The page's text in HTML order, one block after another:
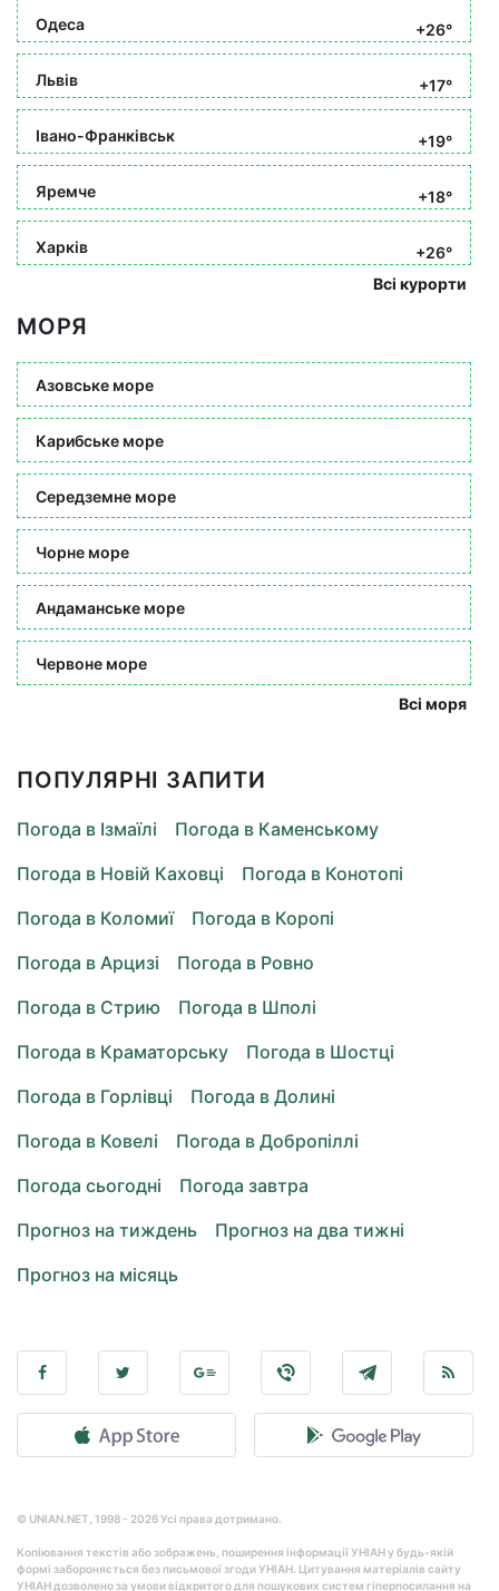
Одеса +26°
Львів +17°
Івано-Франківськ +19°
Яремче +18°
Харків
+26°
Всі курорти
МОРЯ
Азовське море
Карибське море
Середземне море
Чорне море
Андаманське море
Червоне море
Всі моря
ПОПУЛЯРНІ ЗАПИТИ
Погода в Ізмаїлі
Погода в Каменському
Погода в Новій Каховці
Погода в Конотопі
Погода в Коломиї
Погода в Коропі
Погода в Арцизі
Погода в Ровно
Погода в Стрию
Погода в Шполі
Погода в Краматорську
Погода в Шостці
Погода в Горлівці
Погода в Долині
Погода в Ковелі
Погода в Добропіллі
Погода сьогодні
Погода завтра
Прогноз на тиждень
Прогноз на два тижні
Прогноз на місяць
© UNIAN.NET, 1998 - 2026 Усі права дотримано.
Копіювання текстів або зображень, поширення інформації УНІАН у будь-якій
формі забороняється без письмової згоди УНІАН. Цитування матеріалів сайту
УНІАН дозволено за умови відкритого для пошукових систем гіперпосилання на